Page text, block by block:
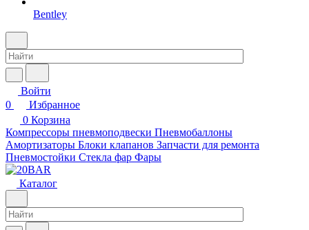
Bentley
Войти
0
Избранное
0 Корзина
Компрессоры пневмоподвески Пневмобаллоны
Амортизаторы Блоки клапанов Запчасти для ремонта
Пневмостойки Стекла фар Фары
Каталог